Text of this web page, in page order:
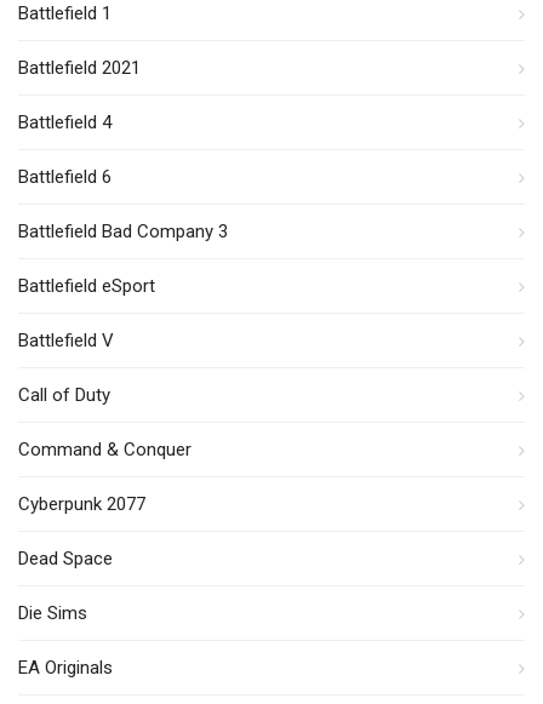
Battlefield 1
Battlefield 2021
Battlefield 4
Battlefield 6
Battlefield Bad Company 3
Battlefield eSport
Battlefield V
Call of Duty
Command & Conquer
Cyberpunk 2077
Dead Space
Die Sims
EA Originals